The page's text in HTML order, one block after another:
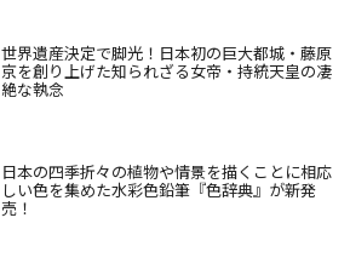
世界遺産決定で脚光！日本初の巨大都城・藤原
京を創り上げた知られざる女帝・持統天皇の凄
絶な執念
日本の四季折々の植物や情景を描くことに相応
しい色を集めた水彩色鉛筆『色辞典』が新発
売！